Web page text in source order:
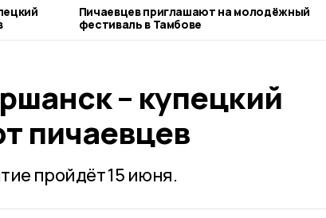
Пичаевцев приглашают на молодёжный
фестиваль в Тамбове
– купецкий
пичаевцев
пройдёт 15 июня.